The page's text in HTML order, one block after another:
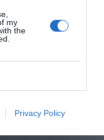
my
the
Privacy Policy